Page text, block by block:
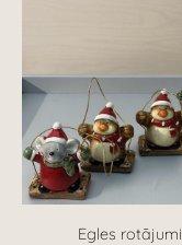
Egles rotājumi